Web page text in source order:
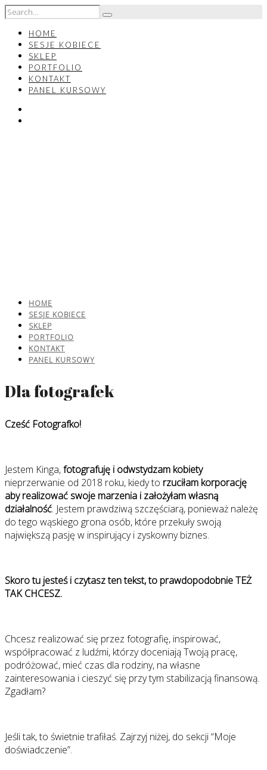
HOME
SESJE KOBIECE
SKLEP
PORTFOLIO
KONTAKT
PANEL KURSOWY
HOME
SESJE KOBIECE
SKLEP
PORTFOLIO
KONTAKT
PANEL KURSOWY
Dla fotografek
Cześć Fotografko!
Jestem Kinga,fotografuję i odwstydzam kobiety
nieprzerwanie od 2018 roku, kiedy to rzuciłam korporację
aby realizować swoje marzenia i założyłam własną
działalność. Jestem prawdziwą szczęściarą, ponieważ należę
do tego wąskiego grona osób, które przekuły swoją
największą pasję w inspirujący i zyskowny biznes.
Skoro tu jesteś i czytasz ten tekst, to prawdopodobnie TEŻ
TAK CHCESZ.
Chcesz realizować się przez fotografię, inspirować,
współpracować z ludźmi, którzy doceniają Twoją pracę,
podróżować, mieć czas dla rodziny, na własne
zainteresowania i cieszyć się przy tym stabilizacją finansową.
Zgadłam?
Jeśli tak, to świetnie trafiłaś. Zajrzyj niżej, do sekcji “Moje
doświadczenie”.